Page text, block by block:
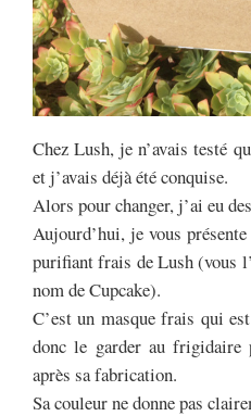
Chez Lush, je n’avais testé
et j’avais déjà été conquise.
Alors pour changer, j’ai eu
Aujourd’hui, je vous présente
purifiant frais de Lush (vous
nom de Cupcake).
C’est un masque frais qui
donc le garder au frigidaire
après sa fabrication.
Sa couleur ne donne pas